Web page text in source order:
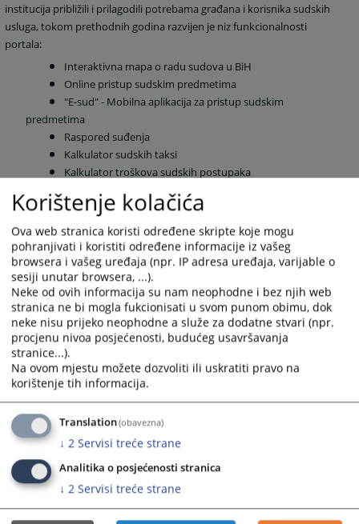
institucija približili i prilagodili potrebama građana i korisnika sudskih
usluga, tokom prethodnih godina razvijen je niz funkcionalnosti
portala:
Interaktivna mapa o radu sudova u BiH
Online pristup sudskim predmetima
"E-sud" - Mobilna aplikacija za pristup sudskim
predmetima
Raspored suđenja
Kalkulator sudskih taksi
Kalkulator troškova sudskih postupaka
Adresar pravosudnih institucija
Adresar sudskih vještaka i tumača
Adresar advokata
Registri poslovnih subjekata u BiH
Sve aktivnosti imaju za cilj unaprijediti rad pravosuđa, osigurati bolje i
kvalitetnije elektronske komunikacije s pravosuđem.
18704PREGLEDA
Korištenje kolačića
Ova web stranica koristi određene skripte koje mogu
pohranjivati i koristiti određene informacije iz vašeg
browsera i vašeg uređaja (npr. IP adresa uređaja, varijable o
sesiji unutar browsera, ...).
Neke od ovih informacija su nam neophodne i bez njih web
stranica ne bi mogla fukcionisati u svom punom obimu, dok
neke nisu prijeko neophodne a služe za dodatne stvari (npr.
procjenu nivoa posjećenosti, budućeg usavršavanja
stranice...).
Na ovom mjestu možete dozvoliti ili uskratiti pravo na
korištenje tih informacija.
Translation(obavezna)
↓ 2 Servisi treće strane
Analitika o posjećenosti stranica
↓ 2 Servisi treće strane